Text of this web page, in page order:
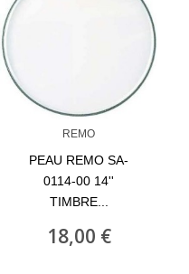
REMO
PEAU REMO SA-
0114-00 14''
TIMBRE...
18,00 €